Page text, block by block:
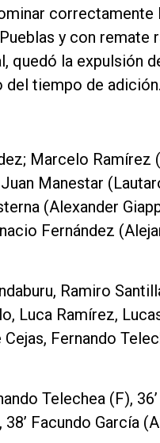
correctamente
y con remate
quedó la expulsión
del tiempo de adición.
Marcelo Ramírez
Manestar
(Alexander
Fernández
Ramiro
Luca Ramírez,
Fernando
Telechea (F),
Facundo García